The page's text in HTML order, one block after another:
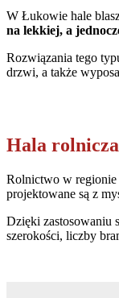
W Łukowie hale
na lekkiej, a
Rozwiązania tego
drzwi, a także
Hala rolnicza
Rolnictwo w regionie
projektowane są z
Dzięki zastosowaniu
szerokości, liczby